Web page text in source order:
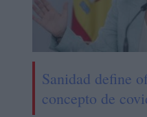
Sanidad define
concepto de